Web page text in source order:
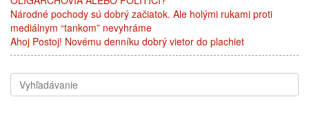
Národné pochody sú dobrý začiatok. Ale holými rukami proti
mediálnym “tankom” nevyhráme
Ahoj Postoj! Novému denníku dobrý vietor do plachiet